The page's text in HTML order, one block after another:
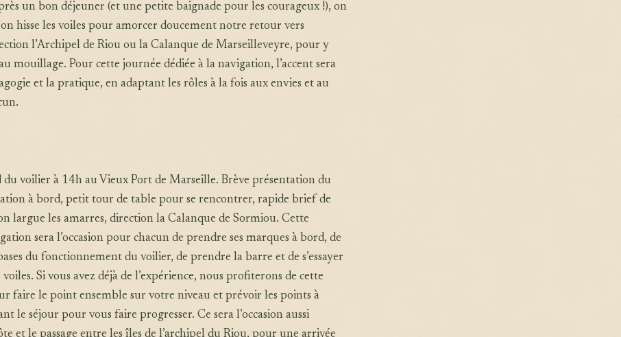
un bon déjeuner (et une petite baignade pour les courageux !), on
on hisse les voiles pour amorcer doucement notre retour vers
l’Archipel de Riou ou la Calanque de Marseilleveyre, pour y
mouillage. Pour cette journée dédiée à la navigation, l’accent sera
et la pratique, en adaptant les rôles à la fois aux envies et au
du voilier à 14h au Vieux Port de Marseille. Brève présentation du
à bord, petit tour de table pour se rencontrer, rapide brief de
largue les amarres, direction la Calanque de Sormiou. Cette
sera l’occasion pour chacun de prendre ses marques à bord, de
du fonctionnement du voilier, de prendre la barre et de s’essayer
voiles. Si vous avez déjà de l’expérience, nous profiterons de cette
faire le point ensemble sur votre niveau et prévoir les points à
le séjour pour vous faire progresser. Ce sera l’occasion aussi
et le passage entre les îles de l’archipel du Riou, pour une arrivée